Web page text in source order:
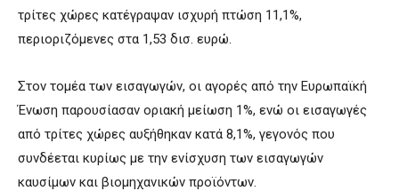
τρίτες χώρες κατέγραψαν ισχυρή πτώση 11,1%,
περιοριζόμενες στα 1,53 δισ. ευρώ.
Στον τομέα των εισαγωγών, οι αγορές από την Ευρωπαϊκή
Ένωση παρουσίασαν οριακή μείωση 1%, ενώ οι εισαγωγές
από τρίτες χώρες αυξήθηκαν κατά 8,1%, γεγονός που
συνδέεται κυρίως με την ενίσχυση των εισαγωγών
καυσίμων και βιομηχανικών προϊόντων.